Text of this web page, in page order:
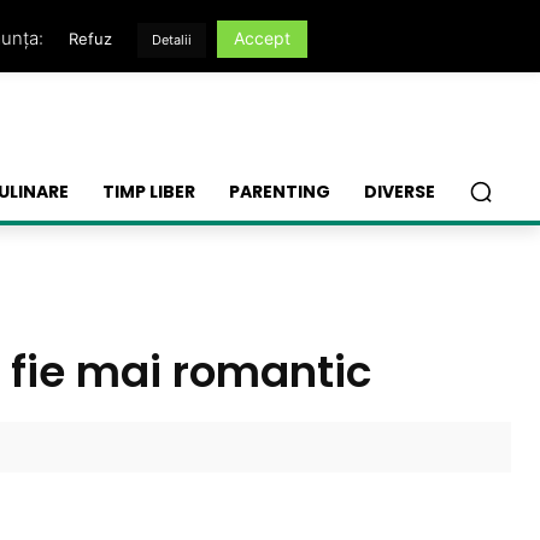
TIMP LIBER PARENTING DIVERSE
mai romantic
Refuz Detalii Accept